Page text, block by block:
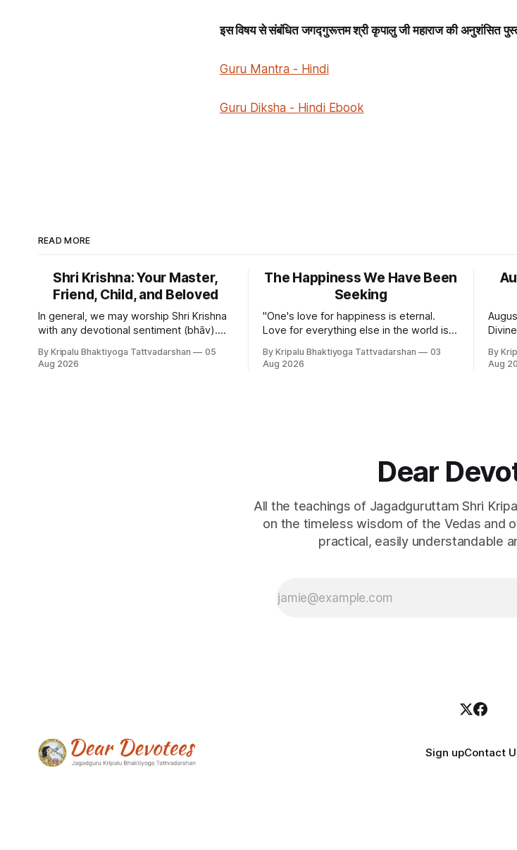
इस विषय से संबंधित जगद्गुरूत्तम श्री कृपालु जी महाराज की अनुशंसित
Guru Mantra - Hindi
Guru Diksha - Hindi Ebook
READ MORE
Shri Krishna: Your Master,
Friend, Child, and Beloved
In general, we may worship Shri Krishna
with any devotional sentiment (bhāv).
bliss, the rasik saints have described
four primary devotional sentiments: 1.
By Kripalu Bhaktiyoga Tattvadarshan
05
Aug 2026
The Happiness We Have Been
Seeking
"One's love for happiness is eternal.
Love for everything else in the world is
lies - white lies. People say, "I love my
mother, father, wife, or husband," but
By Kripalu Bhaktiyoga Tattvadarshan
03
Aug 2026
Divine
God
By
Aug
Dear
All the teachings of Jagadguruttam Shri
on the timeless wisdom of the Vedas and
practical, easily understandable
Sign upContact